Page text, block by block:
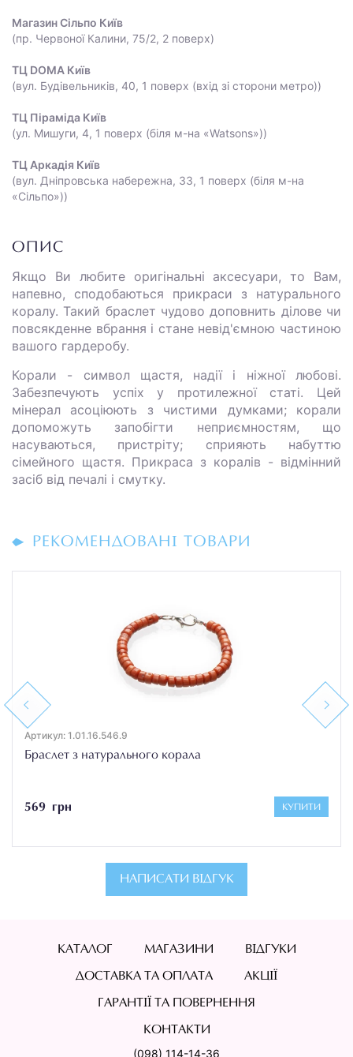
Магазин Сільпо Київ
(пр. Червоної Калини, 75/2, 2 поверх)
ТЦ DOMA Київ
(вул. Будівельників, 40, 1 поверх (вхід зі сторони метро))
ТЦ Піраміда Київ
(ул. Мишуги, 4, 1 поверх (біля м-на «Watsons»))
ТЦ Аркадія Київ
(вул. Дніпровська набережна, 33, 1 поверх (біля м-на
«Сільпо»))
ОПИС
Якщо Ви любите оригінальні аксесуари, то Вам,
напевно, сподобаються прикраси з натурального
коралу. Такий браслет чудово доповнить ділове чи
повсякденне вбрання і стане невід'ємною частиною
вашого гардеробу.
Корали - символ щастя, надії і ніжної любові.
Забезпечують успіх у протилежної статі. Цей
мінерал асоціюють з чистими думками; корали
допоможуть запобігти неприємностям, що
насуваються, пристріту; сприяють набуттю
сімейного щастя. Прикраса з коралів - відмінний
засіб від печалі і смутку.
РЕКОМЕНДОВАНІ ТОВАРИ
Previous
Артикул: 1.01.16.546.9
Браслет з натурального корала
569 грн КУПИТИ
Next
НАПИСАТИ ВІДГУК
КАТАЛОГ МАГАЗИНИ ВІДГУКИ
ДОСТАВКА ТА ОПЛАТА АКЦІЇ
ГАРАНТІЇ ТА ПОВЕРНЕННЯ
КОНТАКТИ
(098) 114-14-36